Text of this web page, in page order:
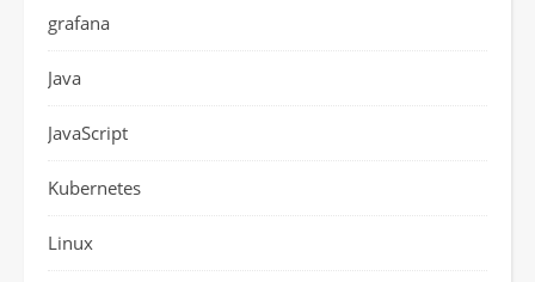
grafana
Java
JavaScript
Kubernetes
Linux